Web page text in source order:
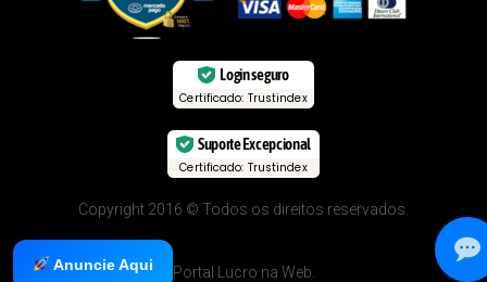
Login seguro
Certificado: Trustindex
Suporte Excepcional
Certificado: Trustindex
Copyright 2016 © Todos os direitos reservados.
Anuncie Aqui Portal Lucro na Web.